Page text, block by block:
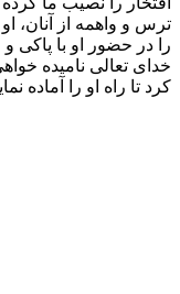
خدای تعالی ناميده
كرد تا راه او را آماده